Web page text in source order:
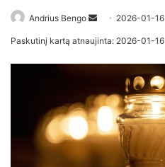
Andrius Bengo
Send 2026-01-16
Paskutinį kartą atnaujinta: 2026-01-16